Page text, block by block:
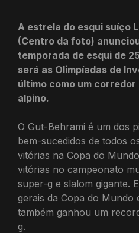
A estrela do esqui suíço
(Centro da foto)
temporada de esqui de
será as Olimpíadas de
último como um
alpino.
O Gut-Behrami é um dos
bem-sucedidos de todos
vitórias na Copa do
vitórias no campeonato
super-g e slalom gigante.
gerais da Copa do Mundo
também ganhou um
g.